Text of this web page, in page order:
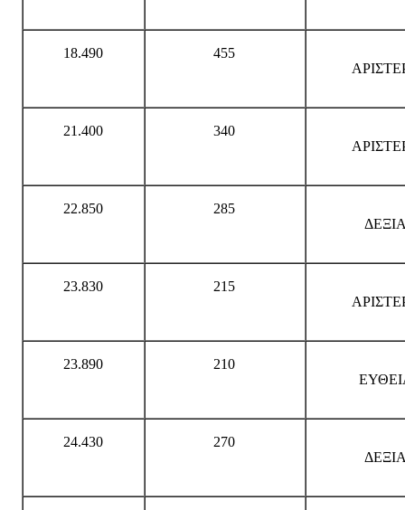
18.490
455
21.400
340
22.850
285
23.830
215
23.890
210
24.430
270